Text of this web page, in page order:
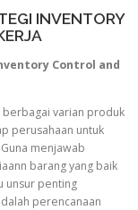
INVENTORY
Control and
varian produk
perusahaan untuk
menjawab
barang yang baik
unsur penting
perencanaan